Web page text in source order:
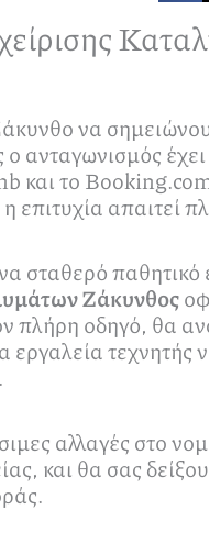
να
έχει
και το
η επιτυχία
σταθερό
Ζάκυνθος
πλήρη οδηγό, θα
τεχνητής
αλλαγές στο
και θα σας